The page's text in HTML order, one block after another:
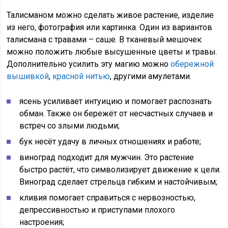
Талисманом можно сделать живое растение, изделие
из него, фотография или картинка. Один из вариантов
талисмана с травами – саше. В тканевый мешочек
можно положить любые высушенные цветы и травы.
Дополнительно усилить эту магию можнообережной
вышивкой, красной нитью, другими амулетами.
ясень усиливает интуицию и помогает распознать
обман. Также он бережёт от несчастных случаев и
встреч со злыми людьми;
бук несёт удачу в личных отношениях и работе;
виноград подходит для мужчин. Это растение
быстро растёт, что символизирует движение к цели.
Виноград сделает стрельца гибким и настойчивым;
кливия помогает справиться с нервозностью,
депрессивностью и приступами плохого
настроения;